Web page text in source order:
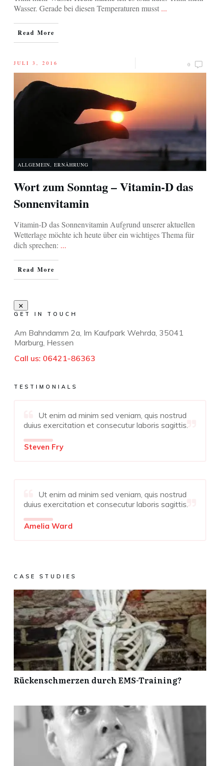
Wasser. Gerade bei diesen Temperaturen musst ...
Read More
JULI 3, 2016 0
ALLGEMEIN ERNÄHRUNG
Wort zum Sonntag – Vitamin-D das
Sonnenvitamin
Vitamin-D das Sonnenvitamin Aufgrund unserer aktuellen
Wetterlage möchte ich heute über ein wichtiges Thema für
dich sprechen: ...
Read More
GET IN TOUCH
Am Bahndamm 2a, Im Kaufpark Wehrda, 35041
Marburg, Hessen
Call us: 06421-86363
TESTIMONIALS
Ut enim ad minim sed veniam, quis nostrud
duius exercitation et consecutur laboris sagittis.
Steven Fry
Ut enim ad minim sed veniam, quis nostrud
duius exercitation et consecutur laboris sagittis.
Amelia Ward
CASE STUDIES
Rückenschmerzen durch EMS-Training?